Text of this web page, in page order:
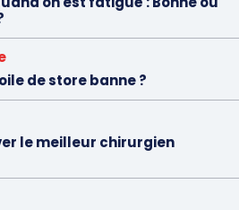
de store banne ?
le meilleur chirurgien